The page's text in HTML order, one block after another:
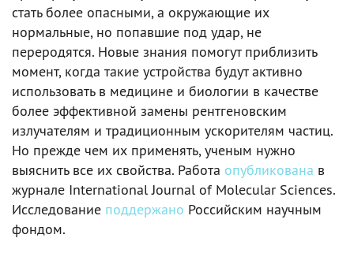
стать более опасными, а окружающие их
нормальные, но попавшие под удар, не
переродятся. Новые знания помогут приблизить
момент, когда такие устройства будут активно
использовать в медицине и биологии в качестве
более эффективной замены рентгеновским
излучателям и традиционным ускорителям частиц.
Но прежде чем их применять, ученым нужно
выяснить все их свойства. Работа опубликована в
журнале International Journal of Molecular Sciences.
Исследование поддержано Российским научным
фондом.